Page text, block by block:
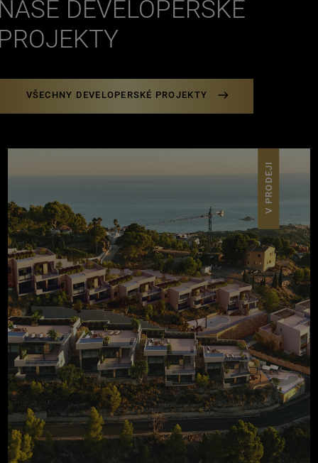
DEVELOPERSKÉ
VŠECHNY DEVELOPERSKÉ PROJEKTY
V PRODEJI